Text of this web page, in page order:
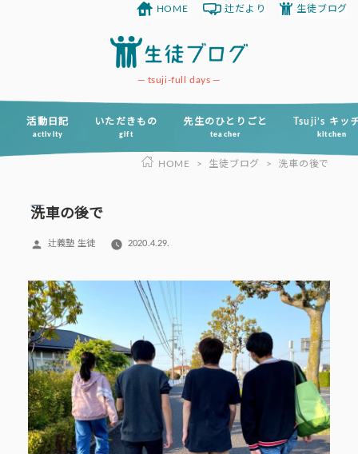
ツ
tsuji-full days
活動日記
activity
いただきもの
gift
先生のひとりごと
teacher
Tsuji’s キッ
kitchen
HOME 辻だより 生徒ブログ
HOME > 生徒ブログ > 洗車の後で
洗車の後で
投
辻義塾 生徒 2020.4.29.